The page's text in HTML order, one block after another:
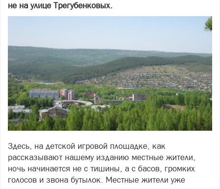
не на улице Трегубенковых.
Здесь, на детской игровой площадке, как
рассказывают нашему изданию местные жители,
ночь начинается не с тишины, а с басов, громких
голосов и звона бутылок. Местные жители уже